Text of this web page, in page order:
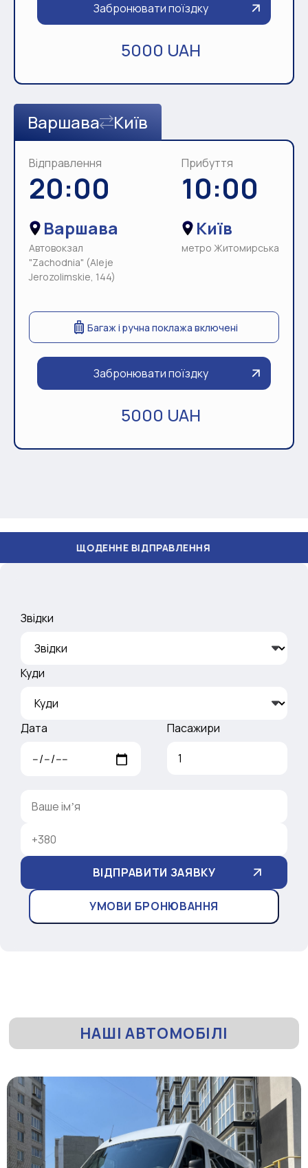
Забронювати поїздку
5000 UAH
Варшава Київ
Відправлення
20:00
Варшава
Автовокзал
"Zachodnia" (Aleje
Jerozolimskie, 144)
Прибуття
10:00
Київ
метро Житомирська
Багаж і ручна поклажа включені
Забронювати поїздку
5000 UAH
ВІДПРАВЛЕННЯ
Звідки
Куди
Дата Пасажири
УМОВИ БРОНЮВАННЯ
НАШІ АВТОМОБІЛІ